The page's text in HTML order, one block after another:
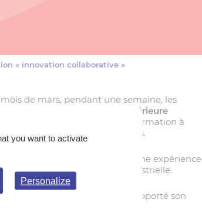
« innovation collaborative »
de mars, pendant une semaine, les
Ecole Nationale Supérieure
ont suivi la formation à
collaborative» à Nantes.
: acquérir une culture et une expérience
collaborative et industrielle.
FormaSup
est ravi d’avoir apporté son
you want to activate
Personalize